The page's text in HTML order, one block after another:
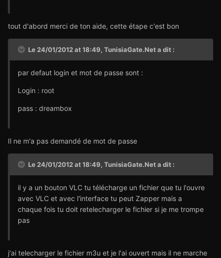
tout d'abord merci de ton aide, cette étape c'est bon
Le 24/01/2012 at 18:49, TunisiaGate.Net a dit :
par defaut login et mot de passe sont :
Login : root
pass : dreambox
Il ne m'a pas demandé de mot de passe
Le 24/01/2012 at 18:49, TunisiaGate.Net a dit :
il y a un bouton VLC tu télécharge un fichier que tu l'ouvre
avec VLC et avec l'interface tu peut Zapper mais a
chaque fois tu doit retelecharger le fichier si je me trompe
pas
j'ai telecharger le fichier m3u et je l'ai ouvert mais il ne marche